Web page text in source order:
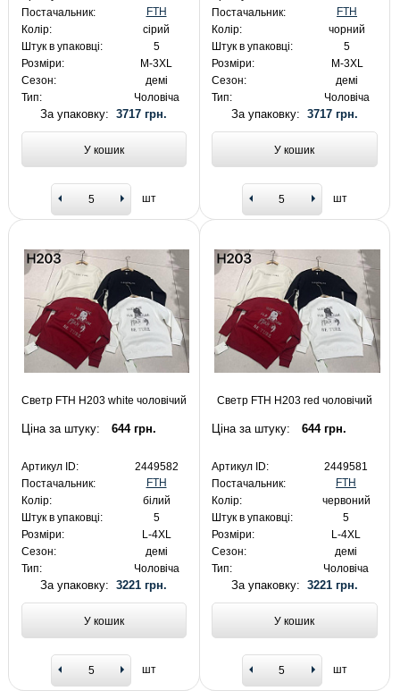
Постачальник:
FTH
Колір:
сірий
Штук в упаковці:
5
Розміри:
M-3XL
Сезон:
демі
Тип:
Чоловіча
За упаковку:3717 грн.
У кошик
шт
Постачальник:
FTH
Колір:
чорний
Штук в упаковці:
5
Розміри:
M-3XL
Сезон:
демі
Тип:
Чоловіча
За упаковку: 3717 грн.
У кошик
шт
Светр FTH H203 white чоловічий
Ціна за штуку: 644 грн.
Артикул ID:
2449582
Постачальник:
FTH
Колір:
білий
Штук в упаковці:
5
Розміри:
L-4XL
Сезон:
демі
Тип:
Чоловіча
За упаковку:3221 грн.
У кошик
шт
Светр FTH H203 red чоловічий
Ціна за штуку: 644 грн.
Артикул ID:
2449581
Постачальник:
FTH
Колір:
червоний
Штук в упаковці:
5
Розміри:
L-4XL
Сезон:
демі
Тип:
Чоловіча
За упаковку: 3221 грн.
У кошик
шт